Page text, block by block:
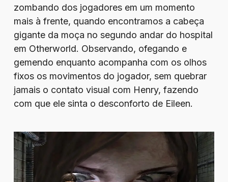
zombando dos jogadores em um momento
mais à frente, quando encontramos a cabeça
gigante da moça no segundo andar do hospital
em Otherworld. Observando, ofegando e
gemendo enquanto acompanha com os olhos
fixos os movimentos do jogador, sem quebrar
jamais o contato visual com Henry, fazendo
com que ele sinta o desconforto de Eileen.